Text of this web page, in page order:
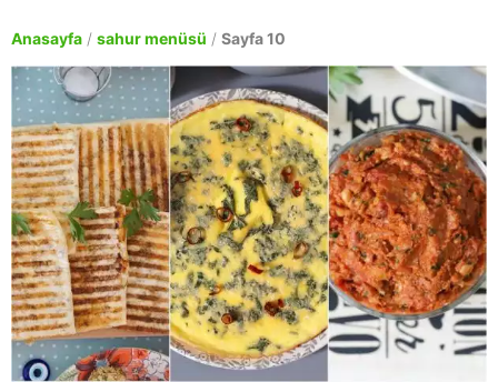
Anasayfa / sahur menüsü / Sayfa 10